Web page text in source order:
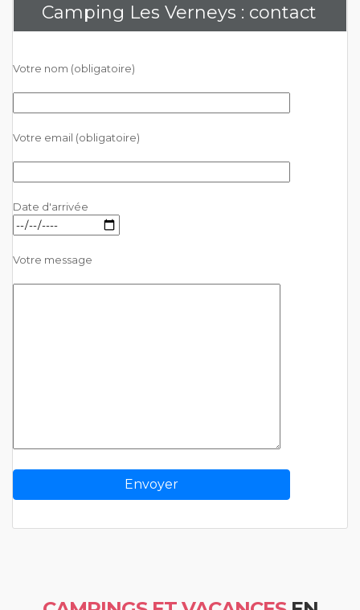
Camping Les Verneys : contact
Votre nom (obligatoire)
Votre email (obligatoire)
Date d'arrivée
Votre message